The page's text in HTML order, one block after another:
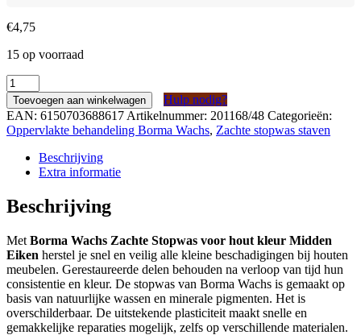
€4,75
15 op voorraad
Borma
Wachs
Zachte
Stopwas
voor
hout
Midden
(kleur
48)
Toevoegen aan winkelwagen
Hulp nodig?
EAN: 6150703688617 Artikelnummer: 201168/48 Categorieën:
Oppervlakte behandeling Borma Wachs, Zachte stopwas staven
Beschrijving
Extra informatie
Beschrijving
Met Borma Wachs Zachte Stopwas voor hout kleur Midden
Eiken herstel je snel en veilig alle kleine beschadigingen bij houten
meubelen. Gerestaureerde delen behouden na verloop van tijd hun
consistentie en kleur. De stopwas van Borma Wachs is gemaakt op
basis van natuurlijke wassen en minerale pigmenten. Het is
overschilderbaar. De uitstekende plasticiteit maakt snelle en
gemakkelijke reparaties mogelijk, zelfs op verschillende materialen.